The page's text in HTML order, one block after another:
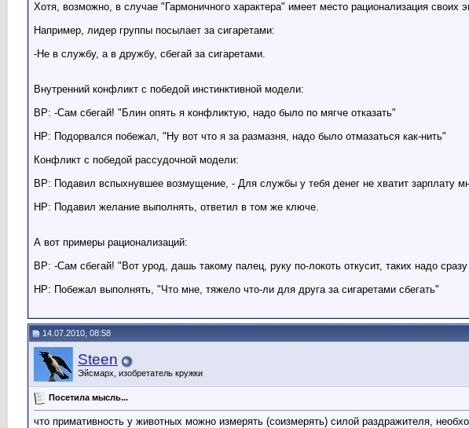
Хотя, возможно, в случае "Гармоничного характера" имеет место рационализация своих
Например, лидер группы посылает за сигаретами:
-Не в службу, а в дружбу, сбегай за сигаретами.
Внутренний конфликт с победой инстинктивной модели:
ВР: -Сам сбегай! "Блин опять я конфликтую, надо было по мягче отказать"
НР: Подорвался побежал, "Ну вот что я за размазня, надо было отмазаться как-нить"
Конфликт с победой рассудочной модели:
ВР: Подавил вспыхнувшее возмущение, - Для службы у тебя денег не хватит зарплату
НР: Подавил желание выполнять, ответил в том же ключе.
А вот примеры рационализаций:
ВР: -Сам сбегай! "Вот урод, дашь такому палец, руку по-локоть откусит, таких надо
НР: Побежал выполнять, "Что мне, тяжело что-ли для друга за сигаретами сбегать"
14.07.2010, 08:58
Steen
Эйсмарх, изобретатель кружки
Посетила мысль...
что примативность у животных можно измерять (соизмерять) силой раздражителя,